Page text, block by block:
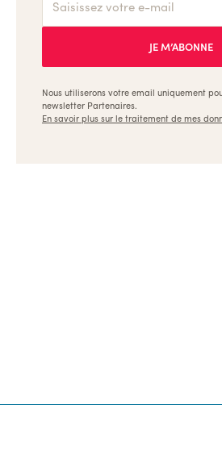
Nous utiliserons votre email uniquement
newsletter Partenaires.
En savoir plus sur le traitement de mes